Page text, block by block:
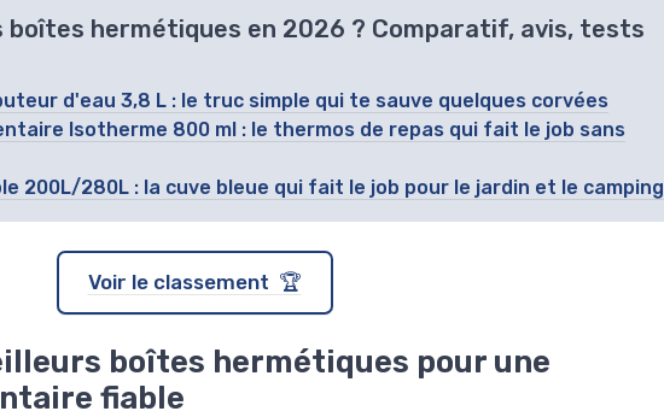
boîtes hermétiques en 2026 ? Comparatif, avis, tests
d'eau 3,8 L : le truc simple qui te sauve quelques corvées
Isotherme 800 ml : le thermos de repas qui fait le job sans
200L/280L : la cuve bleue qui fait le job pour le jardin et le camping
Voir le classement 🏆
boîtes hermétiques pour une
fiable